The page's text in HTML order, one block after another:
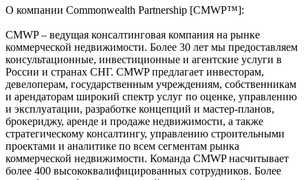
О компании Commonwealth Partnership [CMWP™]:
CMWP – ведущая консалтинговая компания на рынке
коммерческой недвижимости. Более 30 лет мы предоставляем
консультационные, инвестиционные и агентские услуги в
России и странах СНГ. CMWP предлагает инвесторам,
девелоперам, государственным учреждениям, собственникам
и арендаторам широкий спектр услуг по оценке, управлению
и эксплуатации, разработке концепций и мастер-планов,
брокериджу, аренде и продаже недвижимости, а также
стратегическому консалтингу, управлению строительными
проектами и аналитике по всем сегментам рынка
коммерческой недвижимости. Команда CMWP насчитывает
более 400 высококвалифицированных сотрудников. Более